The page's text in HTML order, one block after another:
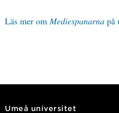
Läs mer omMediespanarna på
Umeå universitet